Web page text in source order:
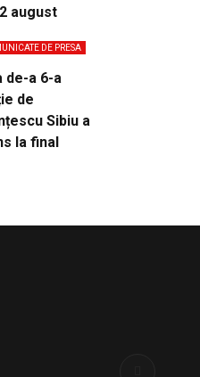
august
DE PRESA
de-a 6-a
de
Sibiu a
la final